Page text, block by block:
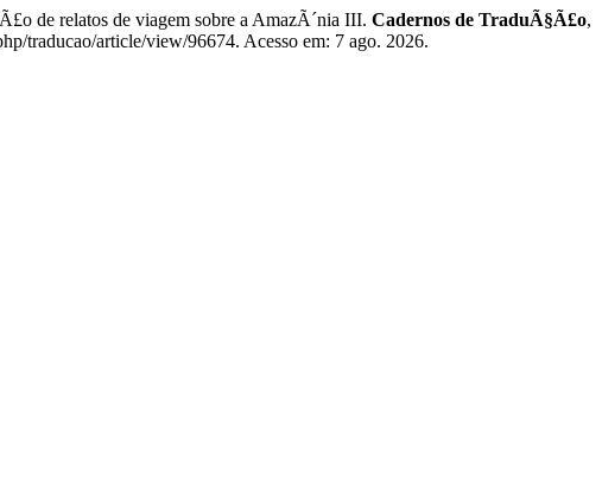
de relatos de viagem sobre a AmazÃ´nia III. Cadernos de TraduÃ§Ã£o,
traducao/article/view/96674. Acesso em: 7 ago. 2026.